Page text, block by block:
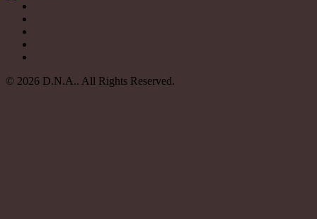
© 2026 D.N.A.. All Rights Reserved.